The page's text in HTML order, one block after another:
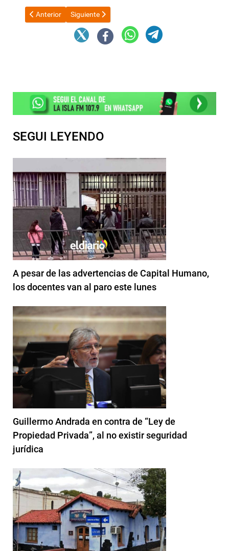
Artículo anterior: El Gobierno prepara una mega sesión en el
Anterior Artículo siguiente: El Poncho tendrá “pulseras de
Siguiente
SEGUI LEYENDO
A pesar de las advertencias de Capital Humano,
los docentes van al paro este lunes
Guillermo Andrada en contra de “Ley de
Propiedad Privada”, al no existir seguridad
jurídica